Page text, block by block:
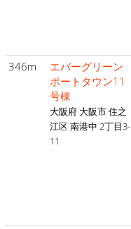
346m
エバーグリーン
ポートタウン11
号棟
大阪府 大阪市 住之
江区 南港中 2丁目3-
11